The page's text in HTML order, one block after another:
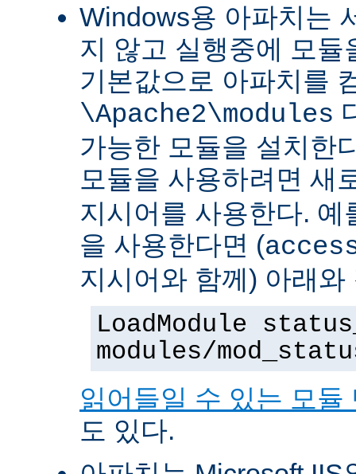
Windows용 아파치는
지 않고 실행중에 모듈
기본값으로 아파치를
\Apache2\modules
가능한 모듈을 설치한
모듈을 사용하려면 새
지시어를 사용한다. 예
을 사용한다면 (
지시어와 함께) 아래와
LoadModule
modules/
읽어들일 수 있는 모듈
도 있다.